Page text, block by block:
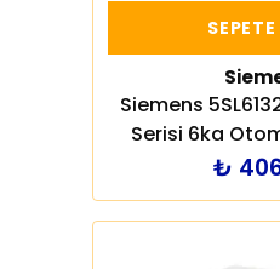
SEPETE
Siemens
Serisi 6ka
₺